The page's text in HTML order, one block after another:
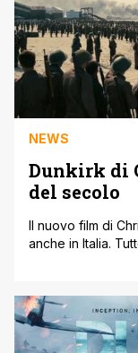
NEWS
Dunkirk di
del secolo
Il nuovo film di
anche in Italia.
contesto che sta
sua eterna